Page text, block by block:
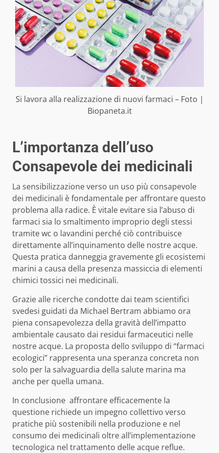
Si lavora alla realizzazione di nuovi farmaci – Foto |
Biopaneta.it
L’importanza dell’uso
Consapevole dei medicinali
La sensibilizzazione verso un uso più consapevole
dei medicinali è fondamentale per affrontare questo
problema alla radice. È vitale evitare sia l’abuso di
farmaci sia lo smaltimento improprio degli stessi
tramite wc o lavandini perché ciò contribuisce
direttamente all’inquinamento delle nostre acque.
Questa pratica danneggia gravemente gli ecosistemi
marini a causa della presenza massiccia di elementi
chimici tossici nei medicinali.
Grazie alle ricerche condotte dai team scientifici
svedesi guidati da Michael Bertram abbiamo ora
piena consapevolezza della gravità dell’impatto
ambientale causato dai residui farmaceutici nelle
nostre acque. La proposta dello sviluppo di “farmaci
ecologici” rappresenta una speranza concreta non
solo per la salvaguardia della salute marina ma
anche per quella umana.
In conclusione affrontare efficacemente la
questione richiede un impegno collettivo verso
pratiche più sostenibili nella produzione e nel
consumo dei medicinali oltre all’implementazione
tecnologica nel trattamento delle acque reflue.